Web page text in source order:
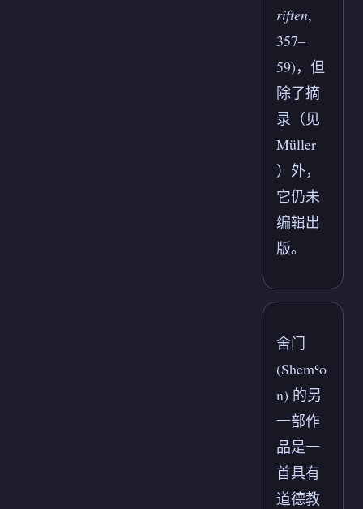
riften,
357–
59)，但
除了摘
录（见
Müller
）外，
它仍未
编辑出
版。
舍门
(Shemʿo
n) 的另
一部作
品是一
首具有
道德教